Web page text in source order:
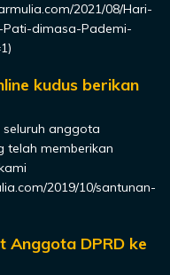
2021/08/Hari-
dimasa-Pademi-
kudus berikan
seluruh anggota
telah memberikan
2019/10/santunan-
Anggota DPRD ke